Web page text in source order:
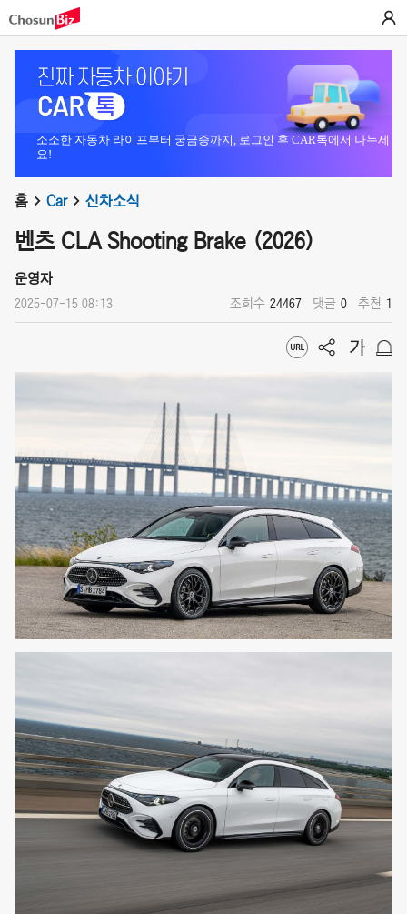
소소한 자동차 라이프부터 궁금증까지, 로그인 후 CAR톡에서 나누세
요!
홈 Car 신차소식
벤츠 CLA Shooting Brake (2026)
운영자
2025-07-15 08:13 조회수 24467 댓글 0 추천 1